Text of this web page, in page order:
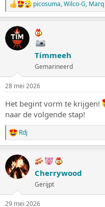
W
a
r
d
e
e
:
picosuma,Wilco-G, Marq
Timmeeh
Gemarineerd
28 mei 2026
Het begint vorm te krijgen!
naar de volgende stap!
W
a
r
d
e
i
n
Rdj
Cherrywood
Gerijpt
29 mei 2026